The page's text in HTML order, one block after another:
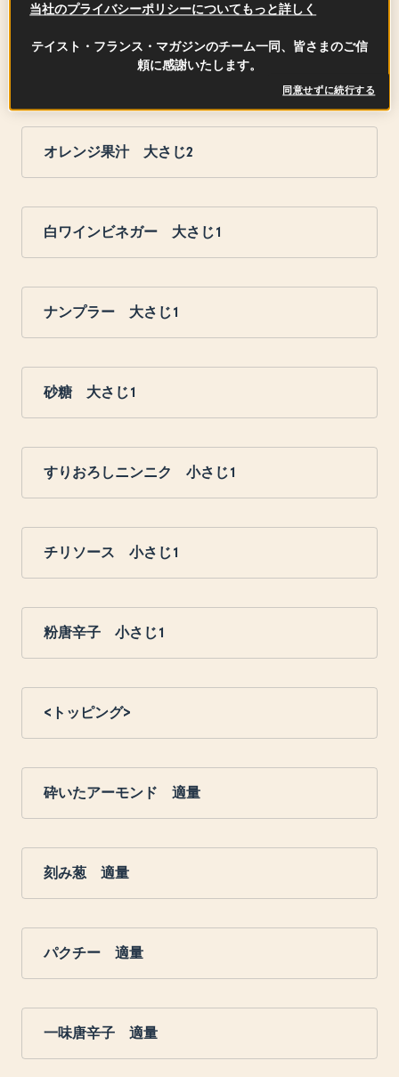
<オレンジソース>
オレンジ果汁 大さじ2
白ワインビネガー 大さじ1
ナンプラー 大さじ1
砂糖 大さじ1
すりおろしニンニク 小さじ1
チリソース 小さじ1
粉唐辛子 小さじ1
<トッピング>
砕いたアーモンド 適量
刻み葱 適量
パクチー 適量
一味唐辛子 適量
当社のプライバシーポリシーについてもっと詳しく
テイスト・フランス・マガジンのチーム一同、皆さまのご信
頼に感謝いたします。
同意せずに続行する